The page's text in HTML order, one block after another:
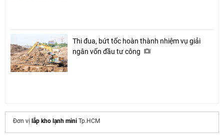
Thi đua, bứt tốc hoàn thành nhiệm vụ giải
ngân vốn đầu tư công
Đơn vị lắp kho lạnh mini Tp.HCM